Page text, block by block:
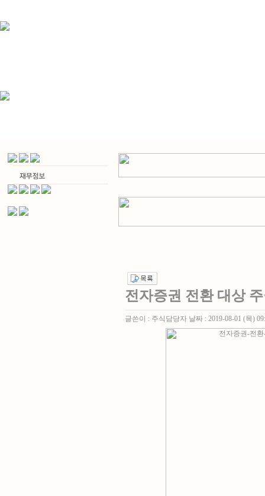
전자증권 전환 대상
글쓴이 : 주식담당자 날짜 :2019-08-01 (목)